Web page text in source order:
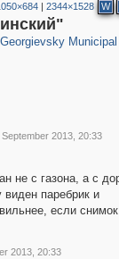
|2344×1528 W
Georgievsky
328
2013, 20:33
не с газона, а с
паребрик и
если
2013, 20:33